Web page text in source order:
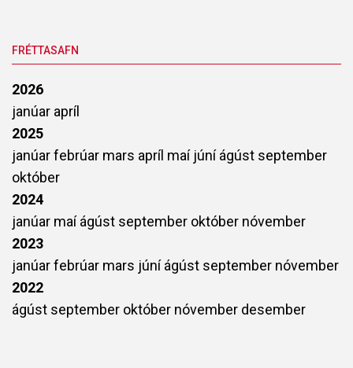
FRÉTTASAFN
2026
janúar apríl
2025
janúarfebrúar mars apríl maí júníágúst september
október
2024
janúar maíágúst september október nóvember
2023
janúarfebrúar mars júníágúst september nóvember
2022
ágúst september október nóvember desember